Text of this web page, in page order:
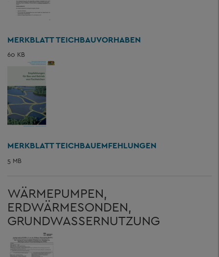
MERKBLATT TEICHBAUVORHABEN
60 KB
MERKBLATT TEICHBAUEMFEHLUNGEN
5 MB
WÄRMEPUMPEN,
ERDWÄRMESONDEN,
GRUNDWASSERNUTZUNG